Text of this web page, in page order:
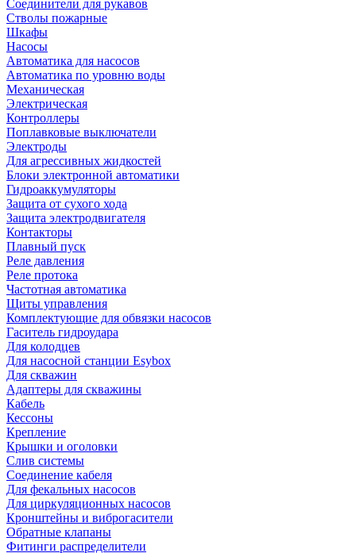
Соединители для рукавов
Стволы пожарные
Шкафы
Насосы
Автоматика для насосов
Автоматика по уровню воды
Механическая
Электрическая
Контроллеры
Поплавковые выключатели
Электроды
Для агрессивных жидкостей
Блоки электронной автоматики
Гидроаккумуляторы
Защита от сухого хода
Защита электродвигателя
Контакторы
Плавный пуск
Реле давления
Реле протока
Частотная автоматика
Щиты управления
Комплектующие для обвязки насосов
Гаситель гидроудара
Для колодцев
Для насосной станции Esybox
Для скважин
Адаптеры для скважины
Кабель
Кессоны
Крепление
Крышки и оголовки
Слив системы
Соединение кабеля
Для фекальных насосов
Для циркуляционных насосов
Кронштейны и виброгасители
Обратные клапаны
Фитинги распределители